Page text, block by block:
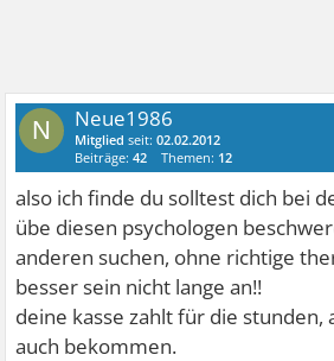
N Neue1986
Mitglied seit:02.02.2012
Beiträge:42 Themen: 12
also ich finde du solltest dich bei
übe diesen psychologen
anderen suchen, ohne richtige
besser sein nicht lange an!!
deine kasse zahlt für die stunden,
auch bekommen.